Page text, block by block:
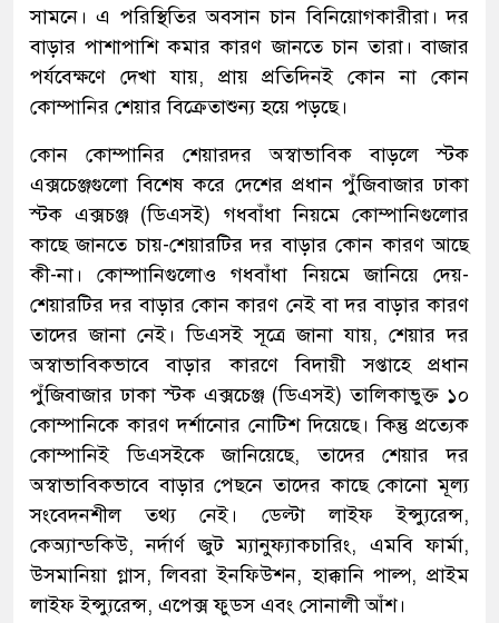
সামনে। এ পরিস্থিতির অবসান চান বিনিয়োগকারীরা। দর
বাড়ার পাশাপাশি কমার কারণ জানতে চান তারা। বাজার
পর্যবেক্ষণে দেখা যায়, প্রায় প্রতিদিনই কোন না কোন
কোম্পানির শেয়ার বিক্রেতাশুন্য হয়ে পড়ছে।
কোন কোম্পানির শেয়ারদর অস্বাভাবিক বাড়লে স্টক
এক্সচেঞ্জগুলো বিশেষ করে দেশের প্রধান পুঁজিবাজার ঢাকা
স্টক এক্সচঞ্জ (ডিএসই) গধবাঁধা নিয়মে কোম্পানিগুলোর
কাছে জানতে চায়-শেয়ারটির দর বাড়ার কোন কারণ আছে
কী-না। কোম্পানিগুলোও গধবাঁধা নিয়মে জানিয়ে দেয়-
শেয়ারটির দর বাড়ার কোন কারণ নেই বা দর বাড়ার কারণ
তাদের জানা নেই। ডিএসই সূত্রে জানা যায়, শেয়ার দর
অস্বাভাবিকভাবে বাড়ার কারণে বিদায়ী সপ্তাহে প্রধান
পুঁজিবাজার ঢাকা স্টক এক্সচেঞ্জ (ডিএসই) তালিকাভুক্ত ১০
কোম্পানিকে কারণ দর্শানোর নোটিশ দিয়েছে। কিন্তু প্রত্যেক
কোম্পানিই ডিএসইকে জানিয়েছে, তাদের শেয়ার দর
অস্বাভাবিকভাবে বাড়ার পেছনে তাদের কাছে কোনো মূল্য
সংবেদনশীল তথ্য নেই। ডেল্টা লাইফ ইন্স্যুরেন্স,
কেঅ্যান্ডকিউ, নর্দার্ণ জুট ম্যানুফ্যাকচারিং, এমবি ফার্মা,
উসমানিয়া গ্লাস, লিবরা ইনফিউশন, হাক্কানি পাল্প, প্রাইম
লাইফ ইন্স্যুরেন্স, এপেক্স ফুডস এবং সোনালী আঁশ।